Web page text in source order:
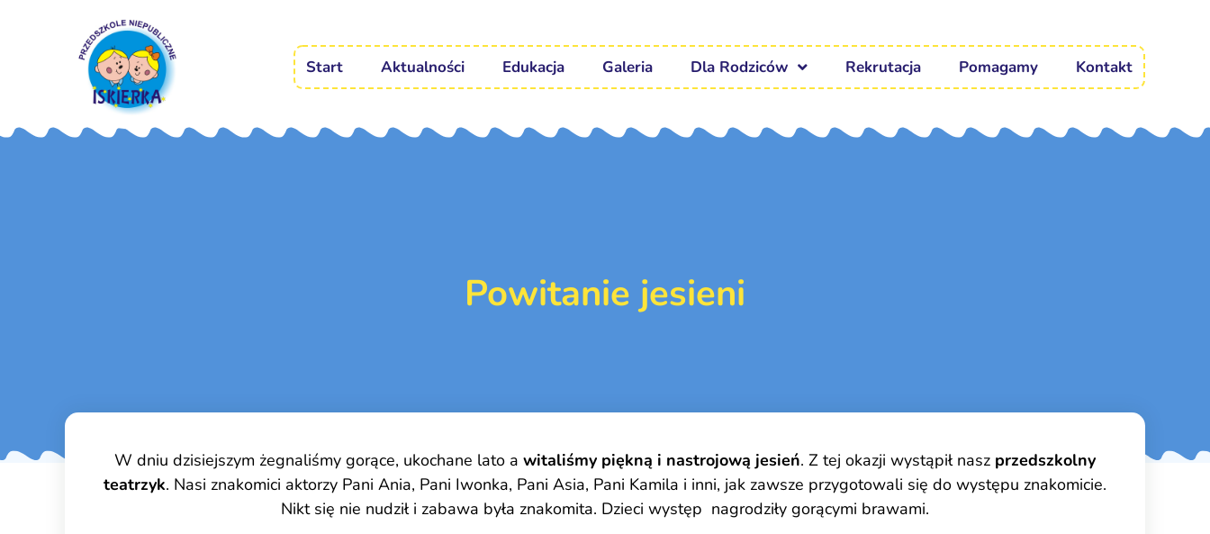
Start Aktualności Edukacja Galeria Dla Rodziców Rekrutacja Pomagamy Kontakt
Powitanie jesieni
W dniu dzisiejszym żegnaliśmy gorące, ukochane lato a witaliśmy piękną i nastrojową jesień. Z tej okazji wystąpił nasz przedszkolny
teatrzyk. Nasi znakomici aktorzy Pani Ania, Pani Iwonka, Pani Asia, Pani Kamila i inni, jak zawsze przygotowali się do występu znakomicie.
Nikt się nie nudził i zabawa była znakomita. Dzieci występ nagrodziły gorącymi brawami.